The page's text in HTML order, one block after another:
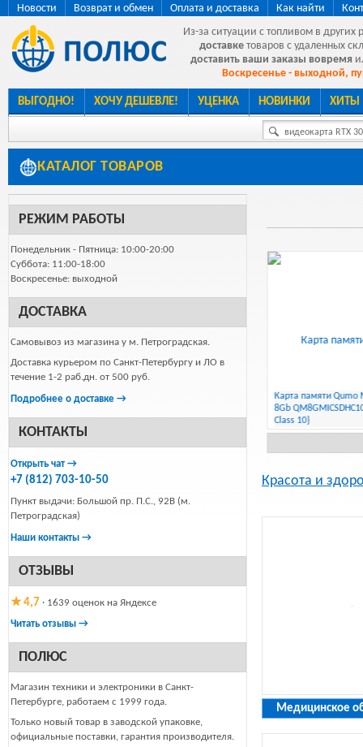
Новости Возврат и обмен Оплата и доставка Как найти
Из-за ситуации с топливом в других
доставке товаров с удаленных
доставить ваши заказы вовремя
Воскресенье - выходной,
ВЫГОДНО! ХОЧУ ДЕШЕВЛЕ! УЦЕНКА НОВИНКИ ХИТЫ
видеокарта RTX
КАТАЛОГ ТОВАРОВ
РЕЖИМ РАБОТЫ
Понедельник - Пятница: 10:00-20:00
Суббота: 11:00-18:00
Воскресенье: выходной
ДОСТАВКА
Самовывоз из магазина у м. Петроградская.
Доставка курьером по Санкт-Петербургу и ЛО в
течение 1-2 раб.дн. от 500 руб.
Подробнее о доставке →
КОНТАКТЫ
Открыть чат →
+7 (812) 703-10-50
Пункт выдачи: Большой пр. П.С., 92В (м.
Петроградская)
Наши контакты →
ОТЗЫВЫ
★ 4,7 · 1639 оценок на Яндексе
Читать отзывы →
ПОЛЮС
Магазин техники и электроники в Санкт-
Петербурге, работаем с 1999 года.
Только новый товар в заводской упаковке,
официальные поставки, гарантия производителя.
АКЦИЯ
PowerMan BRICK 1000 6117369
Карта памяти Qumo
8Gb
Class 10}
Красота и
Медицинское